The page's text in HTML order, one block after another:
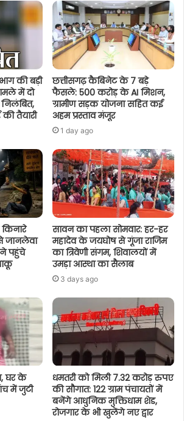
की बड़ी
में दो
तैयारी
छत्तीसगढ़ कैबिनेट के 7 बड़े
फैसले: 500 करोड़ के AI मिशन,
ग्रामीण सड़क योजना सहित कई
अहम प्रस्ताव मंजूर
1 day ago
जानलेवा
पहुंचे
सावन का पहला सोमवार: हर-हर
महादेव के जयघोष से गूंजा राजिम
का त्रिवेणी संगम, शिवालयों में
उमड़ा आस्था का सैलाब
3 days ago
घर के
में जुटी
धमतरी को मिली 7.32 करोड़ रुपए
की सौगात: 122 ग्राम पंचायतों में
बनेंगे आधुनिक मुक्तिधाम शेड,
रोजगार के भी खुलेंगे नए द्वार